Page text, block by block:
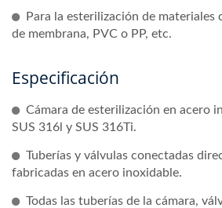
Para la esterilización de materiales
de membrana, PVC o PP, etc.
Especificación
Cámara de esterilización en acero
SUS 316l y SUS 316Ti.
Tuberías y válvulas conectadas
fabricadas en acero inoxidable.
Todas las tuberías de la cámara,